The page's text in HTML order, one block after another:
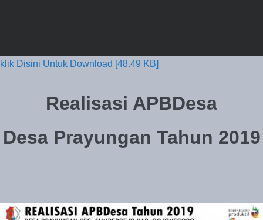
klik Disini Untuk Download [48.49 KB]
Realisasi APBDesa
Desa Prayungan Tahun 2019